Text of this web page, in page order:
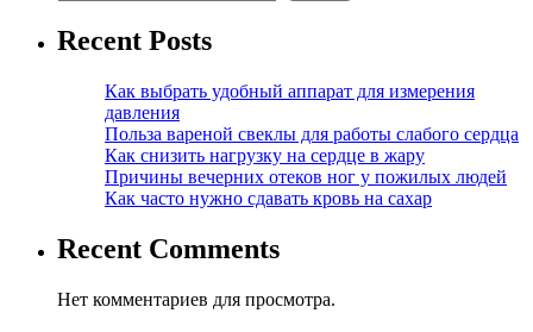
Recent Posts
Как выбрать удобный аппарат для измерения
давления
Польза вареной свеклы для работы слабого сердца
Как снизить нагрузку на сердце в жару
Причины вечерних отеков ног у пожилых людей
Как часто нужно сдавать кровь на сахар
Recent Comments
Нет комментариев для просмотра.